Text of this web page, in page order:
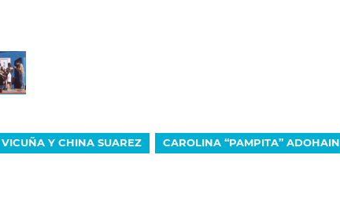
Y CHINA SUAREZ CAROLINA “PAMPITA” ADOHAIN